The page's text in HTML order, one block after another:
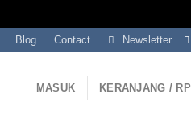
Blog Contact Newsletter
MASUK KERANJANG / RP